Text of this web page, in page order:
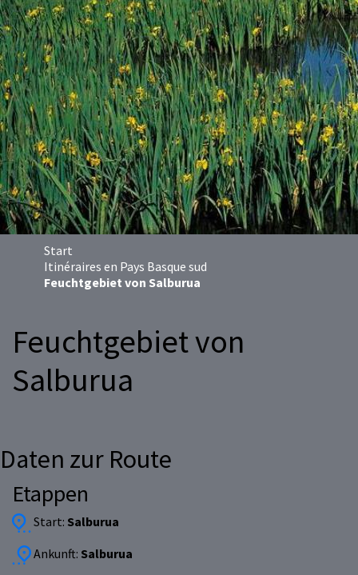
Start
Itinéraires en Pays Basque sud
Feuchtgebiet von Salburua
Feuchtgebiet von
Salburua
Daten zur Route
Etappen
Start: Salburua
Ankunft: Salburua